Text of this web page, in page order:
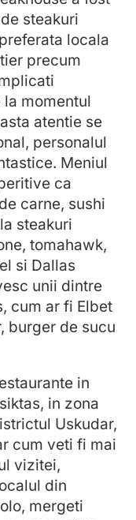
steakuri
locala
precum
momentul
atentie se
personalul
Meniul
ca
carne, sushi
steakuri
tomahawk,
si Dallas
unii dintre
cum ar fi Elbet
burger de sucu
in
in zona
Uskudar,
cum veti fi mai
vizitei,
din
mergeti